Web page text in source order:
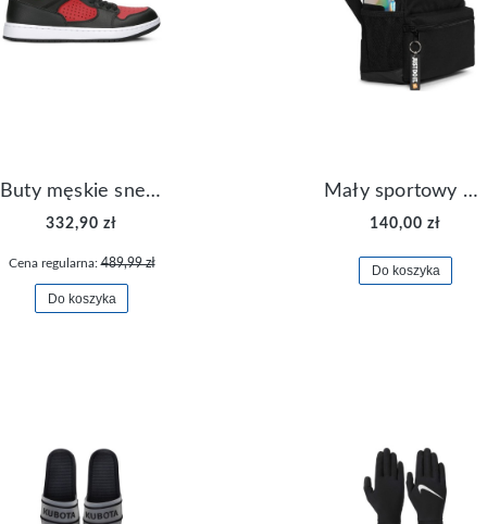
Buty męskie sneakersy Jordan Access AR3762-006
332,90 zł
Cena regularna:489,99 zł
Do koszyka
Mały sportowy plecak plecaczek Nike Brasilia JDI DR6091-017
140,00 zł
Do koszyka